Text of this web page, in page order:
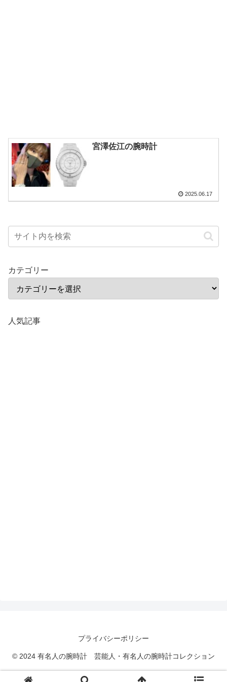
宮澤佐江の腕時計
2025.06.17
カテゴリー
人気記事
プライバシーポリシー
© 2024 有名人の腕時計 芸能人・有名人の腕時計コレクション